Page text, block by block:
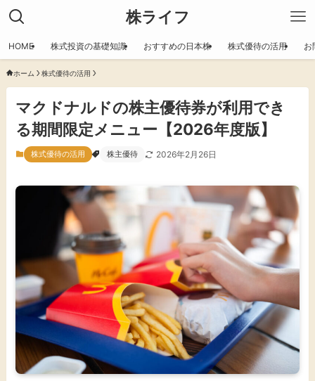
株ライフ
HOME 株式投資の基礎知識 おすすめの日本株 株式優待の活用 お
ホーム 株式優待の活用
マクドナルドの株主優待券が利用でき
る期間限定メニュー【2026年度版】
株式優待の活用 株主優待 2026年2月26日